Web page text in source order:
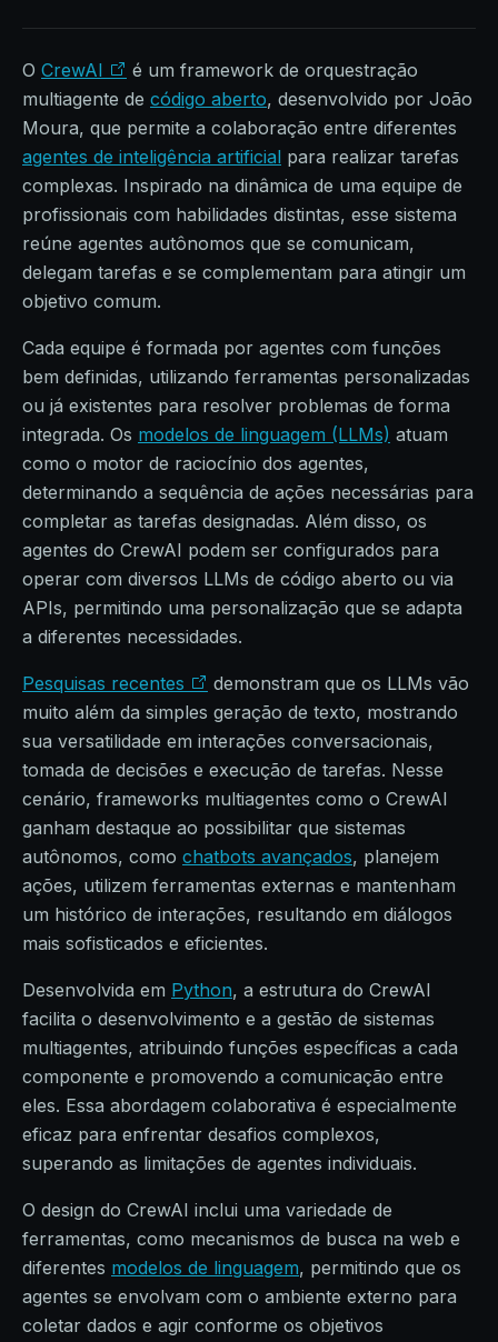
O CrewAI
é um framework de orquestração
multiagente de código aberto, desenvolvido por João
Moura, que permite a colaboração entre diferentes
agentes de inteligência artificial para realizar tarefas
complexas. Inspirado na dinâmica de uma equipe de
profissionais com habilidades distintas, esse sistema
reúne agentes autônomos que se comunicam,
delegam tarefas e se complementam para atingir um
objetivo comum.
Cada equipe é formada por agentes com funções
bem definidas, utilizando ferramentas personalizadas
ou já existentes para resolver problemas de forma
integrada. Os modelos de linguagem (LLMs) atuam
como o motor de raciocínio dos agentes,
determinando a sequência de ações necessárias para
completar as tarefas designadas. Além disso, os
agentes do CrewAI podem ser configurados para
operar com diversos LLMs de código aberto ou via
APIs, permitindo uma personalização que se adapta
a diferentes necessidades.
Pesquisas recentes
demonstram que os LLMs vão
muito além da simples geração de texto, mostrando
sua versatilidade em interações conversacionais,
tomada de decisões e execução de tarefas. Nesse
cenário, frameworks multiagentes como o CrewAI
ganham destaque ao possibilitar que sistemas
autônomos, como chatbots avançados, planejem
ações, utilizem ferramentas externas e mantenham
um histórico de interações, resultando em diálogos
mais sofisticados e eficientes.
Desenvolvida em Python, a estrutura do CrewAI
facilita o desenvolvimento e a gestão de sistemas
multiagentes, atribuindo funções específicas a cada
componente e promovendo a comunicação entre
eles. Essa abordagem colaborativa é especialmente
eficaz para enfrentar desafios complexos,
superando as limitações de agentes individuais.
O design do CrewAI inclui uma variedade de
ferramentas, como mecanismos de busca na web e
diferentes modelos de linguagem, permitindo que os
agentes se envolvam com o ambiente externo para
coletar dados e agir conforme os objetivos